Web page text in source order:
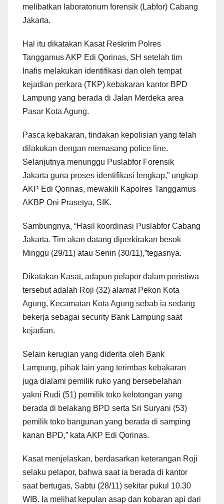
melibatkan laboratorium forensik (Labfor) Cabang
Jakarta.
Hal itu dikatakan Kasat Reskrim Polres
Tanggamus AKP Edi Qorinas, SH setelah tim
Inafis melakukan identifikasi dan oleh tempat
kejadian perkara (TKP) kebakaran kantor BPD
Lampung yang berada di Jalan Merdeka area
Pasar Kota Agung.
Pasca kebakaran, tindakan kepolisian yang telah
dilakukan dengan memasang police line.
Selanjutnya menunggu Puslabfor Forensik
Jakarta guna proses identifikasi lengkap,” ungkap
AKP Edi Qorinas, mewakili Kapolres Tanggamus
AKBP Oni Prasetya, SIK.
Sambungnya, “Hasil koordinasi Puslabfor Cabang
Jakarta. Tim akan datang diperkirakan besok
Minggu (29/11) atau Senin (30/11),”tegasnya.
Dikatakan Kasat, adapun pelapor dalam peristiwa
tersebut adalah Roji (32) alamat Pekon Kota
Agung, Kecamatan Kota Agung sebab ia sedang
bekerja sebagai security Bank Lampung saat
kejadian.
Selain kerugian yang diderita oleh Bank
Lampung, pihak lain yang terimbas kebakaran
juga dialami pemilik ruko yang bersebelahan
yakni Rudi (51) pemilik toko kelotongan yang
berada di belakang BPD serta Sri Suryani (53)
pemilik toko bangunan yang berada di samping
kanan BPD,” kata AKP Edi Qorinas.
Kasat menjelaskan, berdasarkan keterangan Roji
selaku pelapor, bahwa saat ia berada di kantor
saat bertugas, Sabtu (28/11) sekitar pukul 10.30
WIB. Ia melihat kepulan asap dan kobaran api dari